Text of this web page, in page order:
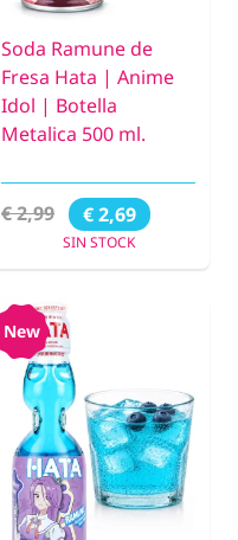
Soda Ramune de
Fresa Hata | Anime
Idol | Botella
Metalica 500 ml.
€ 2,99 € 2,69
SIN STOCK
New